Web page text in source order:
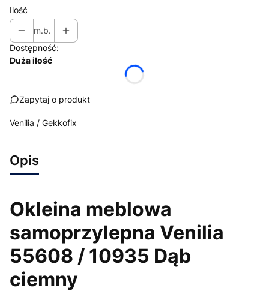
Ilość
m.b.
Dostępność:
Duża ilość
Zapytaj o produkt
Venilia / Gekkofix
Opis
Okleina meblowa
samoprzylepna Venilia
55608 / 10935 Dąb
ciemny